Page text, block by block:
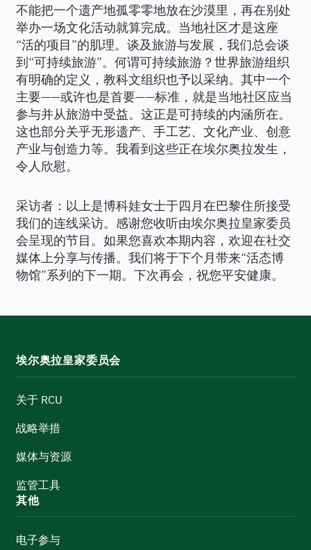
不能把一个遗产地孤零零地放在沙漠里，再在别处
举办一场文化活动就算完成。当地社区才是这座
“活的项目”的肌理。谈及旅游与发展，我们总会谈
到“可持续旅游”。何谓可持续旅游？世界旅游组织
有明确的定义，教科文组织也予以采纳。其中一个
主要——或许也是首要——标准，就是当地社区应当
参与并从旅游中受益。这正是可持续的内涵所在。
这也部分关乎无形遗产、手工艺、文化产业、创意
产业与创造力等。我看到这些正在埃尔奥拉发生，
令人欣慰。
采访者：以上是博科娃女士于四月在巴黎住所接受
我们的连线采访。感谢您收听由埃尔奥拉皇家委员
会呈现的节目。如果您喜欢本期内容，欢迎在社交
媒体上分享与传播。我们将于下个月带来“活态博
物馆”系列的下一期。下次再会，祝您平安健康。
埃尔奥拉皇家委员会
关于 RCU
战略举措
媒体与资源
监管工具
其他
电子参与